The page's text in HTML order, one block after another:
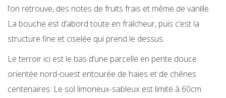
l’on retrouve, des notes de fruits frais et même de vanille.
La bouche est d’abord toute en fraîcheur, puis c’est la
structure fine et ciselée qui prend le dessus.
Le terroir ici est le bas d’une parcelle en pente douce
orientée nord-ouest entourée de haies et de chênes
centenaires. Le sol limoneux-sableux est limité à 60cm